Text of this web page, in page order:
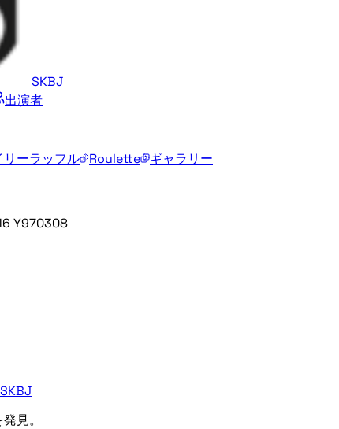
SKBJ
出演者
リーラッフル Roulette
ギャラリー
Y970308
SKBJ
見。